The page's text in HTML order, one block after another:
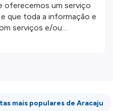
oferecemos um serviço
que toda a informação e
serviços e/ou
nosso website são
da informação
com atenção todas
mais populares de Aracaju